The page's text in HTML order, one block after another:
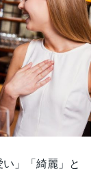
」「綺麗」と